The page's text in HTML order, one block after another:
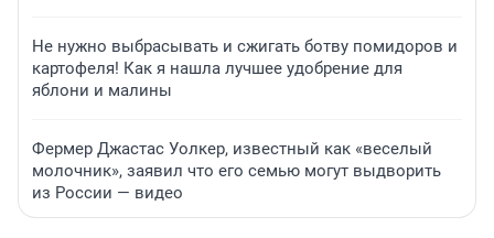
Не нужно выбрасывать и сжигать ботву помидоров и
картофеля! Как я нашла лучшее удобрение для
яблони и малины
Фермер Джастас Уолкер, известный как «веселый
молочник», заявил что его семью могут выдворить
из России — видео